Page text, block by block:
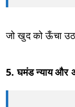
जो खुद को ऊँचा
5. घमंड न्याय और